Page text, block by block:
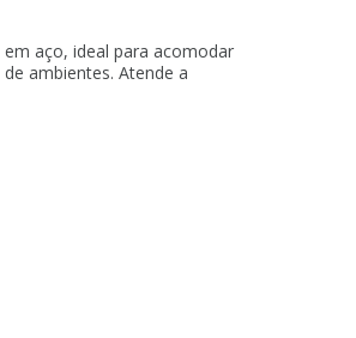
aço, ideal para acomodar
ambientes. Atende a